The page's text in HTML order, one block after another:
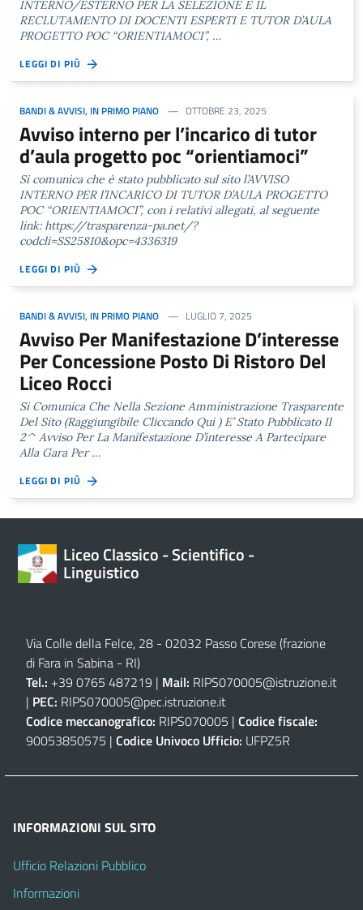
INTERNO/ESTERNO PER LA SELEZIONE E IL
RECLUTAMENTO DI DOCENTI ESPERTI E TUTOR D’AULA
PROGETTO POC “ORIENTIAMOCI”, …
LEGGI DI PIÙ
BANDI & AVVISI, IN PRIMO PIANO OTTOBRE 23, 2025
Avviso interno per l’incarico di tutor
d’aula progetto poc “orientiamoci”
Si comunica che è stato pubblicato sul sito l’AVVISO
INTERNO PER l’INCARICO DI TUTOR D’AULA PROGETTO
POC “ORIENTIAMOCI”, con i relativi allegati, al seguente
link: https://trasparenza-pa.net/?
codcli=SS25810&opc=4336319
LEGGI DI PIÙ
BANDI & AVVISI, IN PRIMO PIANO LUGLIO 7, 2025
Avviso Per Manifestazione D’interesse
Per Concessione Posto Di Ristoro Del
Liceo Rocci
Si Comunica Che Nella Sezione Amministrazione Trasparente
Del Sito (Raggiungibile Cliccando Qui ) E’ Stato Pubblicato Il
2^ Avviso Per La Manifestazione D’interesse A Partecipare
Alla Gara Per …
LEGGI DI PIÙ
Liceo Classico - Scientifico -
Linguistico
Via Colle della Felce, 28 - 02032 Passo Corese (frazione
di Fara in Sabina - RI)
Tel.: +39 0765 487219 | Mail: RIPS070005@istruzione.it
| PEC: RIPS070005@pec.istruzione.it
Codice meccanografico: RIPS070005 | Codice fiscale:
90053850575 | Codice Univoco Ufficio: UFPZ5R
INFORMAZIONI SUL SITO
Ufficio Relazioni Pubblico
Informazioni